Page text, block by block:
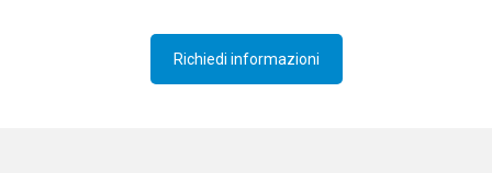
Richiedi informazioni